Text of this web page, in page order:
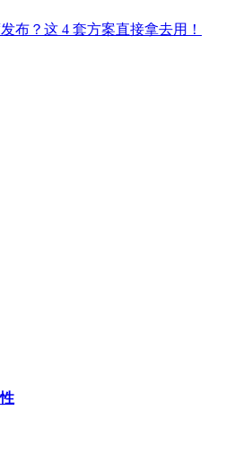
布？这 4 套方案直接拿去用！